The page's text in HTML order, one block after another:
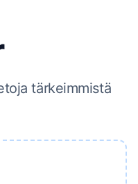
tärkeimmistä